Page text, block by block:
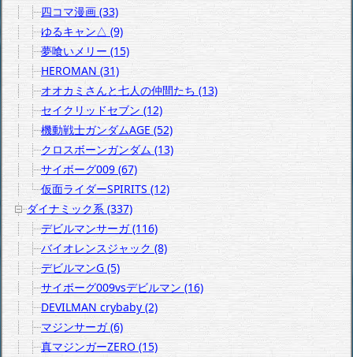
四コマ漫画 (33)
ゆるキャン△ (9)
夢喰いメリー (15)
HEROMAN (31)
オオカミさんと七人の仲間たち (13)
セイクリッドセブン (12)
機動戦士ガンダムAGE (52)
クロスボーンガンダム (13)
サイボーグ009 (67)
仮面ライダーSPIRITS (12)
ダイナミック系 (337)
デビルマンサーガ (116)
バイオレンスジャック (8)
デビルマンG (5)
サイボーグ009vsデビルマン (16)
DEVILMAN crybaby (2)
マジンサーガ (6)
真マジンガーZERO (15)